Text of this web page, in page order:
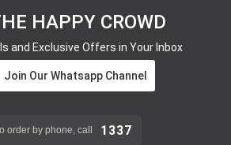
HAPPY CROWD
and Exclusive Offers in Your Inbox
Join Our Whatsapp Channel
order by phone, call 1337